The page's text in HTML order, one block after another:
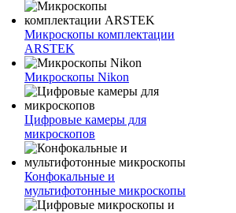
Микроскопы комплектации
ARSTEK
Микроскопы Nikon
Цифровые камеры для
микроскопов
Конфокальные и
мультифотонные микроскопы